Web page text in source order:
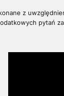
z
pytań z